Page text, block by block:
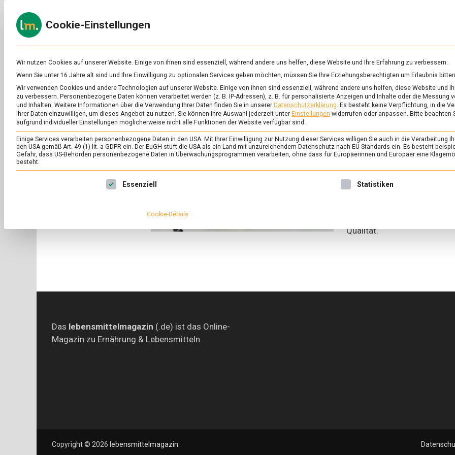
to
content
zu
&
Ernährung
SCHLAGWORT: LIMETTE
ERNÄHRUNG & GESUNDHEIT/
Eierlikör 2.0 –
1. April 2022 Johannes
Eierlikör ist ein Relikt aus
Hawaii der letzte Schrei und
feiert die Renaissance des
Qualität.
Das lebensmittelmagazin (.de) ist das Online-
Magazin zu Ernährung & Lebensmitteln.
Copyright © 2026 lebensmittelmagazin
Cookie-Einstellungen
Wir nutzen Cookies auf unserer Website. Einige von ihnen sind essenziell, während andere uns helfen, diese Website und Ihre Erfahrung zu verbessern.
Wenn Sie unter 16 Jahre alt sind und Ihre Einwilligung zu optionalen Services geben möchten, müssen Sie Ihre Erziehungsberechtigten um Erlaubnis
Wir verwenden Cookies und andere Technologien auf unserer Website. Einige von ihnen sind essenziell, während andere uns helfen, diese Website und
zu verbessern. Personenbezogene Daten können verarbeitet werden (z. B. IP-Adressen), z. B. für personalisierte Anzeigen und Inhalte oder die Messung
und Inhalten. Weitere Informationen über die Verwendung Ihrer Daten finden Sie in unserer Datenschutzerklärung. Es besteht keine Verpflichtung, in die
Ihrer Daten einzuwilligen, um dieses Angebot zu nutzen. Sie können Ihre Auswahl jederzeit unter Einstellungen widerrufen oder anpassen. Bitte beachten
aufgrund individueller Einstellungen möglicherweise nicht alle Funktionen der Website verfügbar sind.
Einige Services verarbeiten personenbezogene Daten in den USA. Mit Ihrer Einwilligung zur Nutzung dieser Services willigen Sie auch in die Verarbeitung
den USA gemäß Art. 49 (1) lit. a GDPR ein. Der EuGH stuft die USA als ein Land mit unzureichendem Datenschutz nach EU-Standards ein. Es besteht
Gefahr, dass US-Behörden personenbezogene Daten in Überwachungsprogrammen verarbeiten, ohne dass für Europäerinnen und Europäer eine
besteht.
Es folgt eine Liste der Service-Gruppen, für die eine Einwilligung erteilt werden kann. Die erste Service-Gruppe ist
Essenziell Statistiken
Cookie-Details